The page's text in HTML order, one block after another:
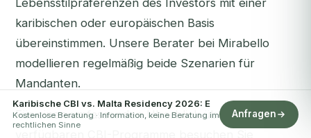
Lebensstilpräferenzen des Investors mit einer
karibischen oder europäischen Basis
übereinstimmen. Unsere Berater bei Mirabello
modellieren regelmäßig beide Szenarien für
Mandanten.
Für einen umfassenden Überblick über alle
Karibische CBI vs. Malta Residency 2026: E
Kostenlose Beratung · Information, keine Beratung im
rechtlichen Sinne
Anfragen